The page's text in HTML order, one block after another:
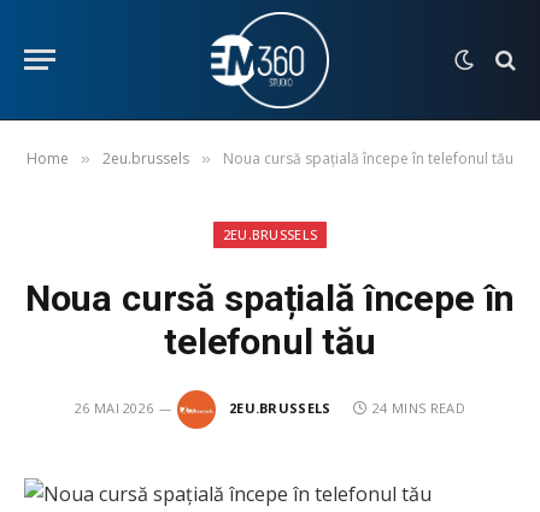
Home » 2eu.brussels » Noua cursă spațială începe în telefonul tău
2EU.BRUSSELS
Noua cursă spațială începe în
telefonul tău
26 MAI 2026 2EU.BRUSSELS 24 MINS READ